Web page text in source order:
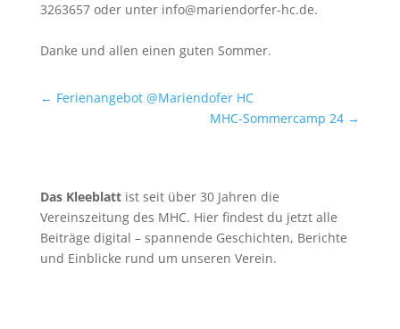
3263657 oder unter info@mariendorfer-hc.de.
Danke und allen einen guten Sommer.
← Ferienangebot @Mariendofer HC
MHC-Sommercamp 24 →
Das Kleeblattist seit über 30 Jahren die
Vereinszeitung des MHC. Hier findest du jetzt alle
Beiträge digital – spannende Geschichten, Berichte
und Einblicke rund um unseren Verein.